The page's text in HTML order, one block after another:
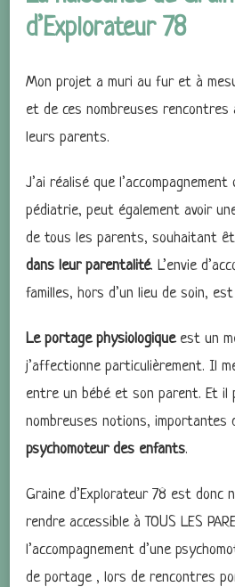
d’Explorateur 78
Mon projet a muri au fur et à
et de ces nombreuses
leurs parents.
J’ai réalisé que
pédiatrie, peut également avoir
de tous les parents, souhaitant
dans leur parentalité. L’envie
familles, hors d’un lieu de soin, est
Le portage physiologiqueest un
j’affectionne particulièrement. Il
entre un bébé et son parent. Et il
nombreuses notions, importantes
psychomoteur des enfants.
Graine d’Explorateur 78 est donc
rendre accessible à TOUS LES
l’accompagnement d’une
de portage , lors de rencontres